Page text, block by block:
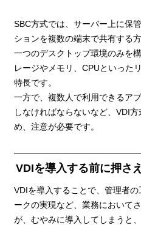
SBC方式では、サーバー上に保
ションを複数の端末で共有する方
一つのデスクトップ環境のみを
レージやメモリ、CPUといった
特長です。
一方で、複数人で利用できるア
しなければならないなど、VDI
め、注意が必要です。
VDIを導入する前に押さ
VDIを導入することで、管理者
ークの実現など、業務において
が、むやみに導入してしまうと